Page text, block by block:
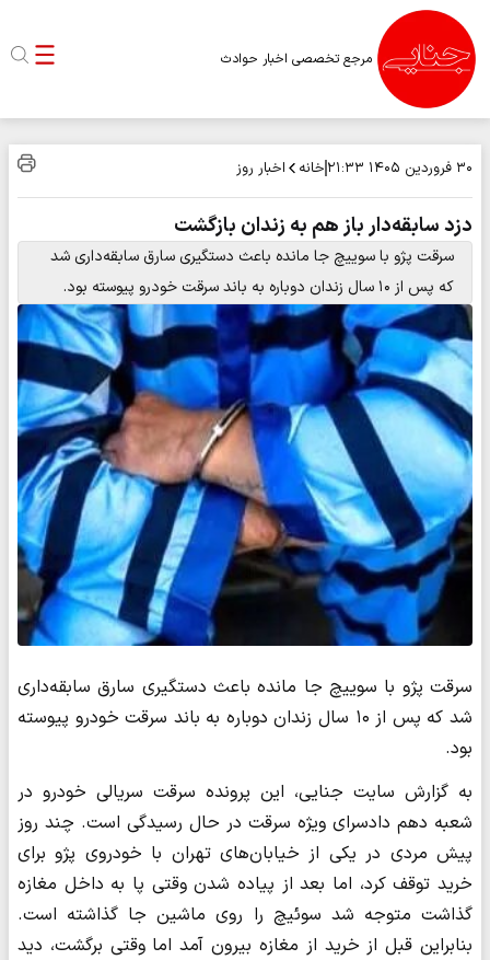
مرجع تخصصی اخبار حوادث
۳۰ فروردین ۱۴۰۵ ۲۱:۳۳ خانه اخبار روز
دزد سابقه‌دار باز هم به زندان بازگشت
سرقت پژو با سوییچ جا مانده باعث دستگیری سارق سابقه‌داری شد
که پس از ۱۰ سال زندان دوباره به باند سرقت خودرو پیوسته بود.
سرقت پژو با سوییچ جا مانده باعث دستگیری سارق سابقه‌داری
شد که پس از ۱۰ سال زندان دوباره به باند سرقت خودرو پیوسته
بود.
به گزارش سایت جنایی، این پرونده سرقت سریالی خودرو در
شعبه دهم دادسرای ویژه سرقت در حال رسیدگی است. چند روز
پیش مردی در یکی از خیابان‌های تهران با خودروی پژو برای
خرید توقف کرد، اما بعد از پیاده شدن وقتی پا به داخل مغازه
گذاشت متوجه شد سوئیچ را روی ماشین جا گذاشته است.
بنابراین قبل از خرید از مغازه بیرون آمد اما وقتی برگشت، دید